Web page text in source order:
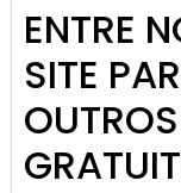
ENTRE
SITE